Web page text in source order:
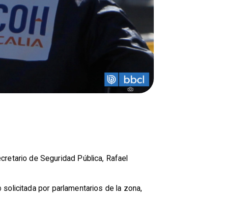
de Seguridad Pública, Rafael
solicitada por parlamentarios de la zona,